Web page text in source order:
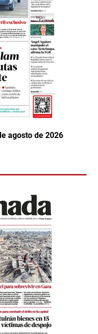
agosto de 2026